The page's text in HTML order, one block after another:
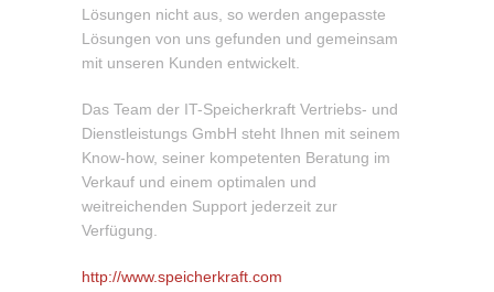
Lösungen nicht aus, so werden angepasste
Lösungen von uns gefunden und gemeinsam
mit unseren Kunden entwickelt.
Das Team der IT-Speicherkraft Vertriebs- und
Dienstleistungs GmbH steht Ihnen mit seinem
Know-how, seiner kompetenten Beratung im
Verkauf und einem optimalen und
weitreichenden Support jederzeit zur
Verfügung.
http://www.speicherkraft.com